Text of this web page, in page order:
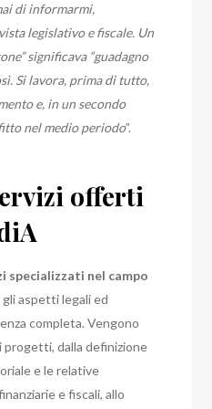
di informarmi,
legislativo e fiscale. Un
significava “guadagno
Si lavora, prima di tutto,
e, in un secondo
nel medio periodo”.
offerti
specializzati nel campo
aspetti legali ed
completa. Vengono
dalla definizione
e le relative
e fiscali, allo